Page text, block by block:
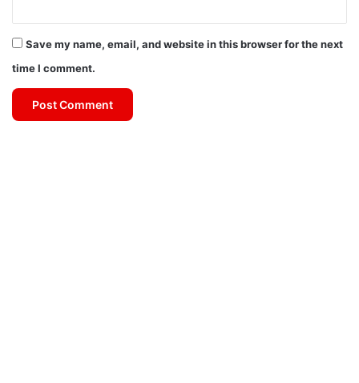
Save my name, email, and website in this browser for the next
time I comment.